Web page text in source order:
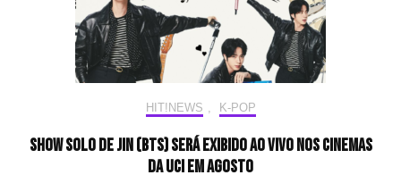
HIT!NEWS K-POP
Show solo de Jin (BTS) será exibido ao vivo nos cinemas
da UCI em agosto